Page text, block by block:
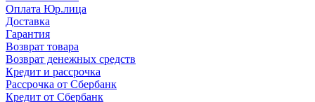
Оплата Юр.лица
Доставка
Гарантия
Возврат товара
Возврат денежных средств
Кредит и рассрочка
Рассрочка от Сбербанк
Кредит от Сбербанк